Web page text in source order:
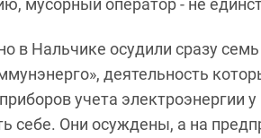
мусорный оператор - не
в Нальчике осудили сразу
деятельность
учета электроэнергии
себе. Они осуждены, а на